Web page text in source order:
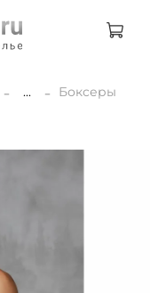
... Боксеры